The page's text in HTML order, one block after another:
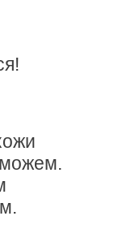
можем.